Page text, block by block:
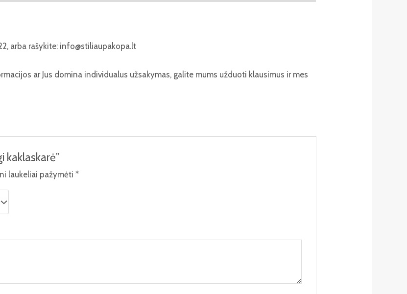
arba rašykite: info@stiliaupakopa.lt
ar Jus domina individualus užsakymas, galite mums užduoti klausimus ir mes
kaklaskarė”
laukeliai pažymėti *